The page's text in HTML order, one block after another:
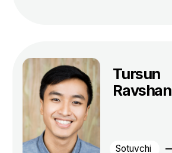
Standart
1 200 000 so'm /oyiga
Najot talim diplomi
Techjobs orqali ishga taklif
Haftda 3 dars